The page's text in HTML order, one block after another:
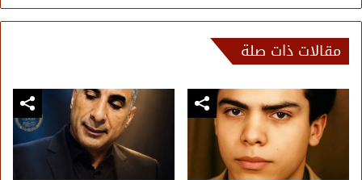
مقالات ذات صلة